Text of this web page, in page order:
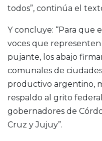
todos”, continúa el
Y concluye: “Para que
voces que
pujante, los abajo
comunales de
productivo argentino,
respaldo al grito
gobernadores de
Cruz y Jujuy”.